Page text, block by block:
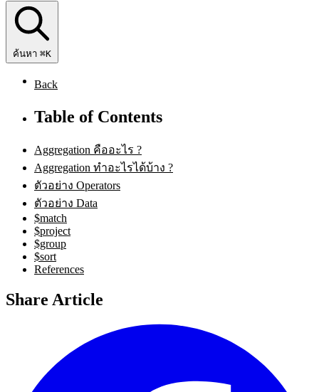
ค้นหา ⌘K
Back
Table of Contents
Aggregation คืออะไร ?
Aggregation ทำอะไรได้บ้าง ?
ตัวอย่าง Operators
ตัวอย่าง Data
$match
$project
$group
$sort
References
Share Article